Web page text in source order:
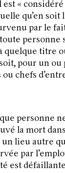
est «
qu’en soit
par le
personne
quelque titre
pour un ou
chefs
personne
la mort dans
lieu autre
par
est